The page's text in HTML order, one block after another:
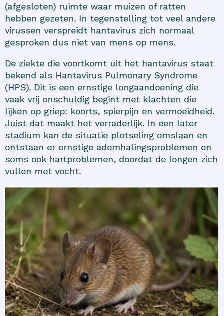
(afgesloten) ruimte waar muizen of ratten
hebben gezeten. In tegenstelling tot veel andere
virussen verspreidt hantavirus zich normaal
gesproken dus niet van mens op mens.
De ziekte die voortkomt uit het hantavirus staat
bekend als Hantavirus Pulmonary Syndrome
(HPS). Dit is een ernstige longaandoening die
vaak vrij onschuldig begint met klachten die
lijken op griep: koorts, spierpijn en vermoeidheid.
Juist dat maakt het verraderlijk. In een later
stadium kan de situatie plotseling omslaan en
ontstaan er ernstige ademhalingsproblemen en
soms ook hartproblemen, doordat de longen zich
vullen met vocht.